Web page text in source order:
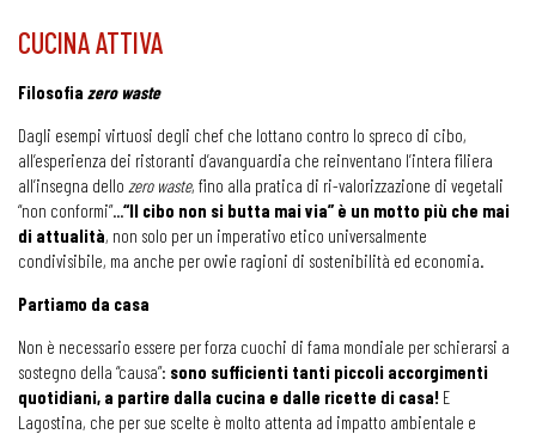
CUCINA ATTIVA
Filosofia zero waste
Dagli esempi virtuosi degli chef che lottano contro lo spreco di cibo,
all’esperienza dei ristoranti d’avanguardia che reinventano l’intera filiera
all’insegna dello zero waste, fino alla pratica di ri-valorizzazione di vegetali
“non conformi”…“Il cibo non si butta mai via” è un motto più che mai
di attualità, non solo per un imperativo etico universalmente
condivisibile, ma anche per ovvie ragioni di sostenibilità ed economia.
Partiamo da casa
Non è necessario essere per forza cuochi di fama mondiale per schierarsi a
sostegno della “causa”: sono sufficienti tanti piccoli accorgimenti
quotidiani, a partire dalla cucina e dalle ricette di casa! E
Lagostina, che per sue scelte è molto attenta ad impatto ambientale e